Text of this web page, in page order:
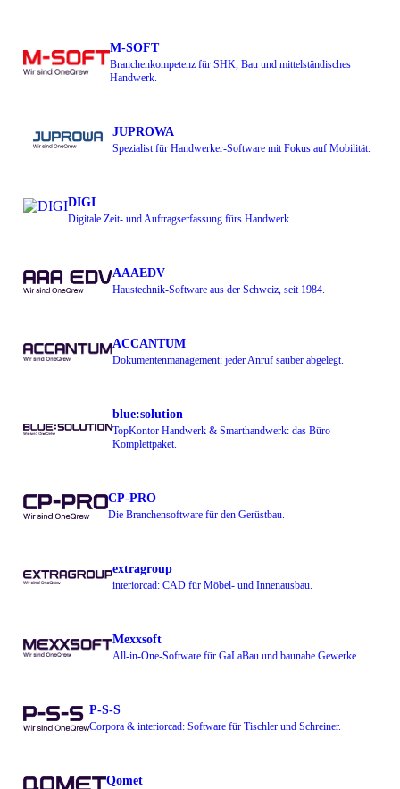
M-SOFT
Branchenkompetenz für SHK, Bau und mittelständisches
Handwerk.
JUPROWA
Spezialist für Handwerker-Software mit Fokus auf Mobilität.
DIGI
Digitale Zeit- und Auftragserfassung fürs Handwerk.
AAAEDV
Haustechnik-Software aus der Schweiz, seit 1984.
ACCANTUM
Dokumentenmanagement: jeder Anruf sauber abgelegt.
blue:solution
TopKontor Handwerk & Smarthandwerk: das Büro-
Komplettpaket.
CP-PRO
Die Branchensoftware für den Gerüstbau.
extragroup
interiorcad: CAD für Möbel- und Innenausbau.
Mexxsoft
All-in-One-Software für GaLaBau und baunahe Gewerke.
P-S-S
Corpora & interiorcad: Software für Tischler und Schreiner.
Qomet